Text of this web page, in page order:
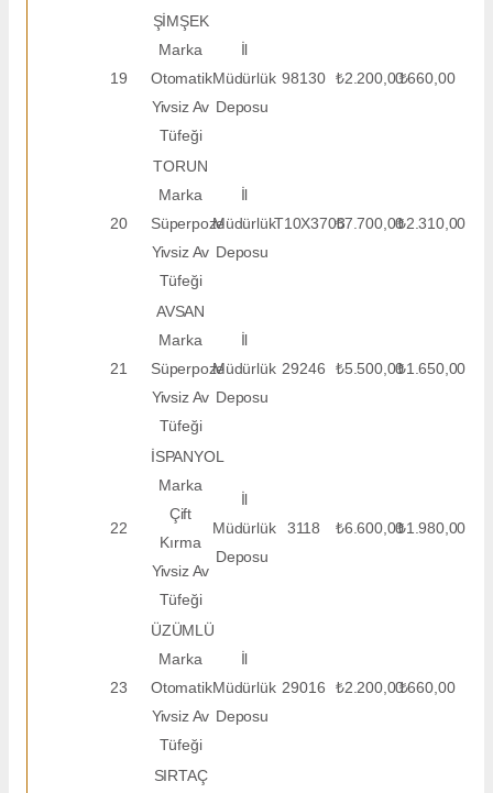
19
ŞİMŞEK
Marka
Otomatik
Yivsiz Av
Tüfeği
İl
Müdürlük
Deposu
98130 ₺2.200,00₺660,00
20
TORUN
Marka
Süperpoze
Yivsiz Av
Tüfeği
İl
Müdürlük
Deposu
T10X3703₺7.700,00₺2.310,00
21
AVSAN
Marka
Süperpoze
Yivsiz Av
Tüfeği
İl
Müdürlük
Deposu
29246 ₺5.500,00₺1.650,00
22
İSPANYOL
Marka
Çift
Kırma
Yivsiz Av
Tüfeği
İl
Müdürlük
Deposu
3118 ₺6.600,00₺1.980,00
23
ÜZÜMLÜ
Marka
Otomatik
Yivsiz Av
Tüfeği
İl
Müdürlük
Deposu
29016 ₺2.200,00₺660,00
SIRTAÇ